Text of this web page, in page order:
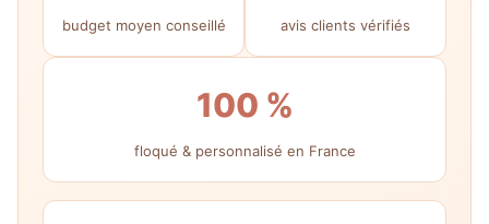
budget moyen conseillé avis clients vérifiés
100 %
floqué & personnalisé en France